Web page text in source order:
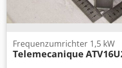
Frequenzumrichter 1,5 kW
Telemecanique